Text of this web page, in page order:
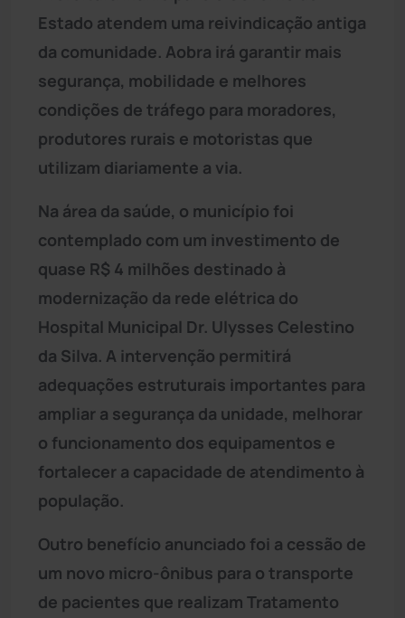
Estado atendem uma reivindicação antiga
da comunidade. Aobra irá garantir mais
segurança, mobilidade e melhores
condições de tráfego para moradores,
produtores rurais e motoristas que
utilizam diariamente a via.
Na área da saúde, o município foi
contemplado com um investimento de
quase R$ 4 milhões destinado à
modernização da rede elétrica do
Hospital Municipal Dr. Ulysses Celestino
da Silva. A intervenção permitirá
adequações estruturais importantes para
ampliar a segurança da unidade, melhorar
o funcionamento dos equipamentos e
fortalecer a capacidade de atendimento à
população.
Outro benefício anunciado foi a cessão de
um novo micro-ônibus para o transporte
de pacientes que realizam Tratamento